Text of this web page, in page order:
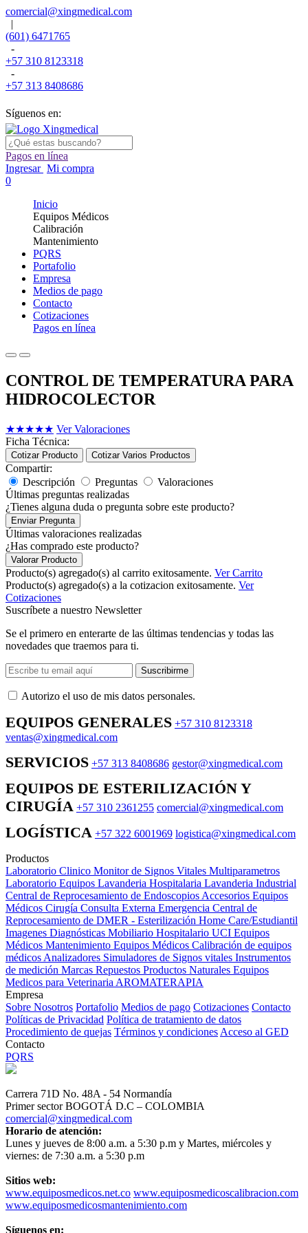
comercial@xingmedical.com
|
(601) 6471765
-
+57 310 8123318
-
+57 313 8408686
Síguenos en:
Pagos en línea
Ingresar Mi compra
0
Inicio
Equipos Médicos
Calibración
Mantenimiento
PQRS
Portafolio
Empresa
Medios de pago
Contacto
Cotizaciones
Pagos en línea
CONTROL DE TEMPERATURA PARA
HIDROCOLECTOR
★★★★★ Ver Valoraciones
Ficha Técnica:
Cotizar Producto Cotizar Varios Productos
Compartir:
Descripción
Preguntas
Valoraciones
Últimas preguntas realizadas
¿Tienes alguna duda o pregunta sobre este producto?
Enviar Pregunta
Últimas valoraciones realizadas
¿Has comprado este producto?
Valorar Producto
Producto(s) agregado(s) al carrito exitosamente. Ver Carrito
Producto(s) agregado(s) a la cotizacion exitosamente. Ver
Cotizaciones
Suscríbete a nuestro Newsletter
Se el primero en enterarte de las últimas tendencias y todas las
novedades que traemos para ti.
Suscribirme
Autorizo ​​el uso de mis datos personales.
EQUIPOS GENERALES +57 310 8123318
ventas@xingmedical.com
SERVICIOS +57 313 8408686 gestor@xingmedical.com
EQUIPOS DE ESTERILIZACIÓN Y
CIRUGÍA +57 310 2361255 comercial@xingmedical.com
LOGÍSTICA +57 322 6001969 logistica@xingmedical.com
Productos
Laboratorio Clinico Monitor de Signos Vitales Multiparametros
Laboratorio Equipos Lavanderia Hospitalaria Lavanderia Industrial
Central de Reprocesamiento de Endoscopios Accesorios Equipos
Médicos Cirugía Consulta Externa Emergencia Central de
Reprocesamiento de DMER - Esterilización Home Care/Estudiantil
Imagenes Diagnósticas Mobiliario Hospitalario UCI Equipos
Médicos Mantenimiento Equipos Médicos Calibración de equipos
médicos Analizadores Simuladores de Signos vitales Instrumentos
de medición Marcas Repuestos Productos Naturales Equipos
Medicos para Veterinaria AROMATERAPIA
Empresa
Sobre Nosotros Portafolio Medios de pago Cotizaciones Contacto
Políticas de Privacidad Política de tratamiento de datos
Procedimiento de quejas Términos y condiciones Acceso al GED
Contacto
PQRS
Carrera 71D No. 48A - 54 Normandía
Primer sector BOGOTÁ D.C – COLOMBIA
comercial@xingmedical.com
Horario de atención:
Lunes y jueves de 8:00 a.m. a 5:30 p.m y Martes, miércoles y
viernes: de 7:30 a.m. a 5:30 p.m
Sitios web:
www.equiposmedicos.net.co www.equiposmedicoscalibracion.com
www.equiposmedicosmantenimiento.com
Síguenos en: